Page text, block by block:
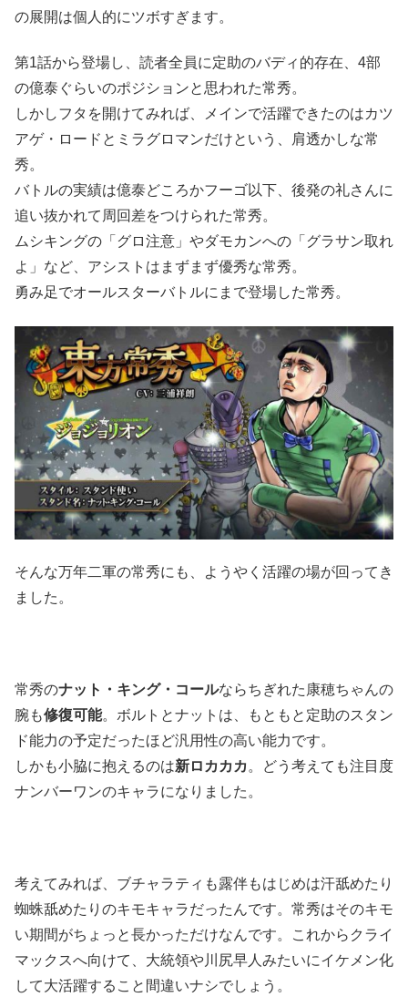
の展開は個人的にツボすぎます。
第1話から登場し、読者全員に定助のバディ的存在、4部
の億泰ぐらいのポジションと思われた常秀。
しかしフタを開けてみれば、メインで活躍できたのはカツ
アゲ・ロードとミラグロマンだけという、肩透かしな常
秀。
バトルの実績は億泰どころかフーゴ以下、後発の礼さんに
追い抜かれて周回差をつけられた常秀。
ムシキングの「グロ注意」やダモカンへの「グラサン取れ
よ」など、アシストはまずまず優秀な常秀。
勇み足でオールスターバトルにまで登場した常秀。
そんな万年二軍の常秀にも、ようやく活躍の場が回ってき
ました。
常秀のナット・キング・コールならちぎれた康穂ちゃんの
腕も修復可能。ボルトとナットは、もともと定助のスタン
ド能力の予定だったほど汎用性の高い能力です。
しかも小脇に抱えるのは新ロカカカ 。どう考えても注目度
ナンバーワンのキャラになりました。
考えてみれば、ブチャラティも露伴もはじめは汗舐めたり
蜘蛛舐めたりのキモキャラだったんです。常秀はそのキモ
い期間がちょっと長かっただけなんです。これからクライ
マックスへ向けて、大統領や川尻早人みたいにイケメン化
して大活躍すること間違いナシでしょう。